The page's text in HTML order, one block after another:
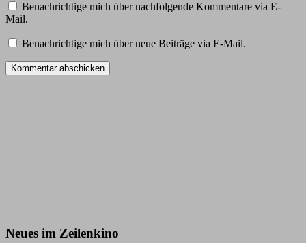
Benachrichtige mich über nachfolgende Kommentare via E-
Mail.
Benachrichtige mich über neue Beiträge via E-Mail.
Neues im Zeilenkino